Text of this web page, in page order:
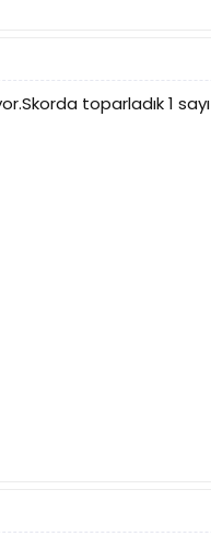
toparladık 1